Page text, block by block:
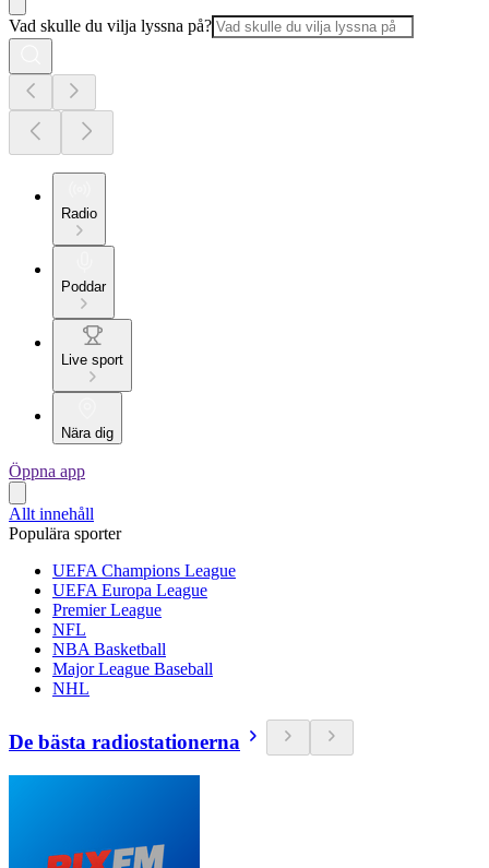
Vad skulle du vilja lyssna på?
Radio
Poddar
Live sport
Nära dig
Öppna app
Allt innehåll
Populära sporter
UEFA Champions League
UEFA Europa League
Premier League
NFL
NBA Basketball
Major League Baseball
NHL
De bästa radiostationerna